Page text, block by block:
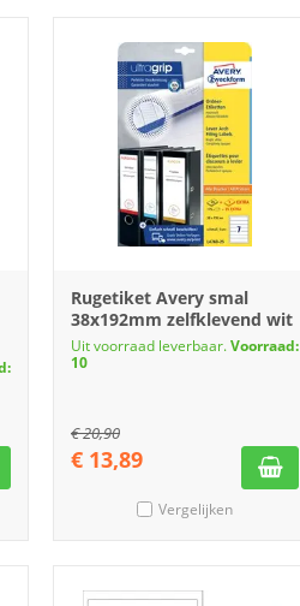
Rugetiket Avery smal
38x192mm zelfklevend wit
Uit voorraad leverbaar.Voorraad:
10
€20,90
€ 13,89
Vergelijken